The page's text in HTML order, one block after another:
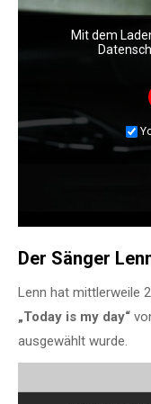
Mit dem
Der Sänger
Lenn hat mittlerweile
„Today is my day“
ausgewählt wurde.